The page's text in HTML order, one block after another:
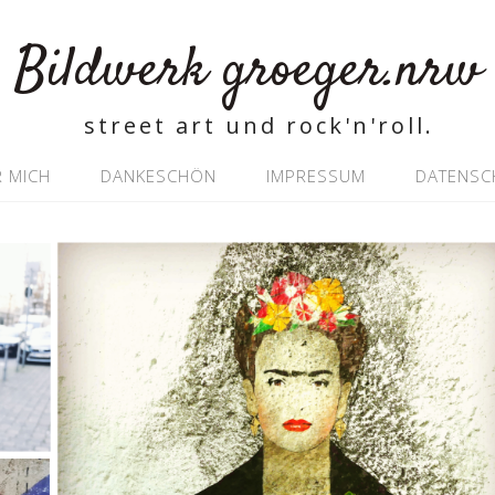
Bildwerk groeger.nrw
street art und rock'n'roll.
MICH DANKESCHÖN IMPRESSUM